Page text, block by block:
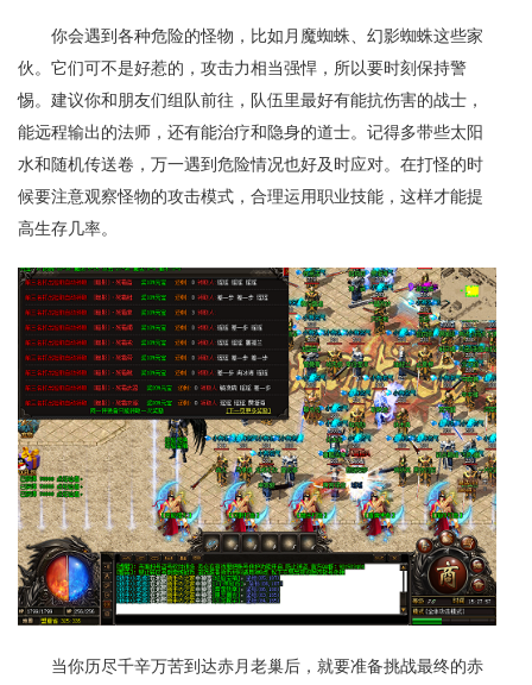
你会遇到各种危险的怪物，比如月魔蜘蛛、幻影蜘蛛这些家
伙。它们可不是好惹的，攻击力相当强悍，所以要时刻保持警
惕。建议你和朋友们组队前往，队伍里最好有能抗伤害的战士，
能远程输出的法师，还有能治疗和隐身的道士。记得多带些太阳
水和随机传送卷，万一遇到危险情况也好及时应对。在打怪的时
候要注意观察怪物的攻击模式，合理运用职业技能，这样才能提
高生存几率。
当你历尽千辛万苦到达赤月老巢后，就要准备挑战最终的赤